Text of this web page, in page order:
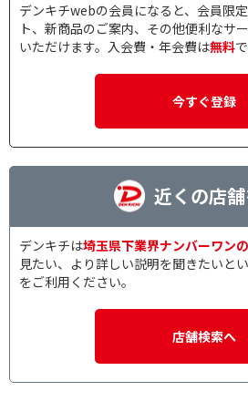
デンキチwebの会員になると、会員限
ト、新商品のご案内、その他便利なサ
いただけます。入会費・年会費は無料
今すぐ登録
近くの店
デンキチは埼玉県下業界ナンバーワン
見たい、より詳しい説明を聞きたいと
をご利用ください。
店舗検索へ